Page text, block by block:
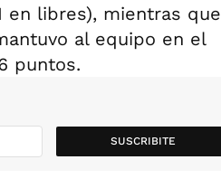
en libres), mientras que
al equipo en el
puntos.
SUSCRIBITE